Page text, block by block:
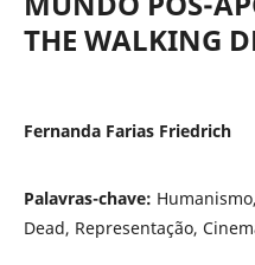
THE WALKING
Fernanda Farias Friedrich
Palavras-chave:
Dead, Representação,